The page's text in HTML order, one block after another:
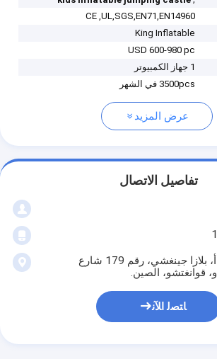
CE ,UL,SGS,EN71,EN14960
King Inflatable
USD 600-980 pc
1 جهاز الكمبيوتر
3500pcs في الشهر
عرض المزيد
تفاصيل الاتصال
الغرفة 813، المبنى أ، بلازا جينغشي، رقم 179 شارع
قوانغتشو، الصين.
ﺎﺘﺼﻟ ﺍﻶﻧ